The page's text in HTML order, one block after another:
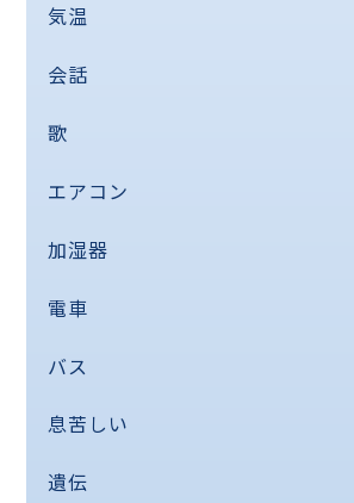
気温
会話
歌
エアコン
加湿器
電車
バス
息苦しい
遺伝